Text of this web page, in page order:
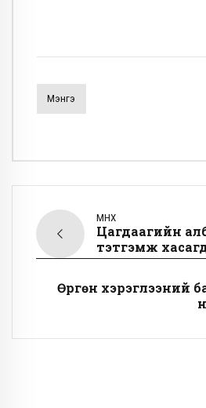
Мэнгэ
ӨМНӨХ
Цагдаагийн
тэтгэмж
Өргөн хэрэглээний